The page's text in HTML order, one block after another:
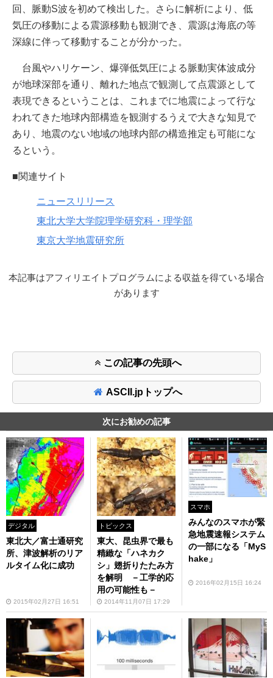
回、脈動S波を初めて検出した。さらに解析により、低
気圧の移動による震源移動も観測でき、震源は海底の等
深線に伴って移動することが分かった。
台風やハリケーン、爆弾低気圧による脈動実体波成分
が地球深部を通り、離れた地点で観測して点震源として
表現できるということは、これまでに地震によって行な
われてきた地球内部構造を観測するうえで大きな知見で
あり、地震のない地域の地球内部の構造推定も可能にな
るという。
■関連サイト
ニュースリリース
東北大学大学院理学研究科・理学部
東京大学地震研究所
本記事はアフィリエイトプログラムによる収益を得ている場合
があります
この記事の先頭へ
ASCII.jpトップへ
次にお勧めの記事
デジタル
東北大／富士通研究
所、津波解析のリア
ルタイム化に成功
2015年02月27日 16:51
トピックス
東大、昆虫界で最も
精緻な「ハネカク
シ」翅折りたたみ方
を解明 －工学的応
用の可能性も－
2014年11月07日 17:29
スマホ
みんなのスマホが緊
急地震速報システム
の一部になる「MyS
hake」
2016年02月15日 16:24